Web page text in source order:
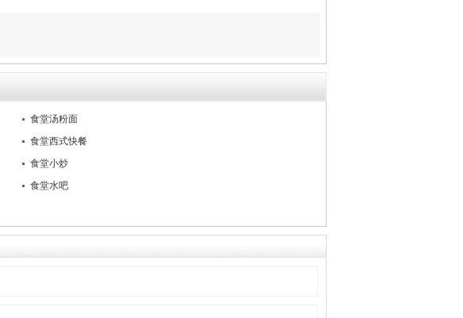
食堂汤粉面
食堂西式快餐
食堂小炒
食堂水吧